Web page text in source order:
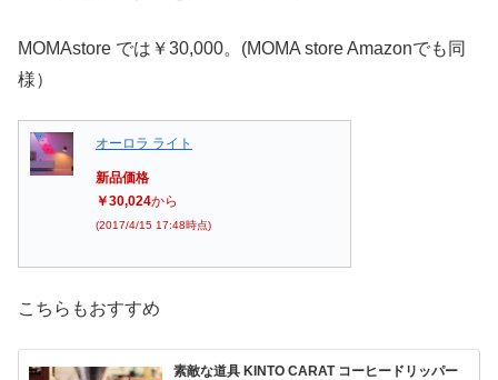
MOMAstore では￥30,000。(MOMA store Amazonでも同
様）
オーロラ ライト
新品価格
￥30,024から
(2017/4/15 17:48時点)
こちらもおすすめ
素敵な道具 KINTO CARAT コーヒードリッパー